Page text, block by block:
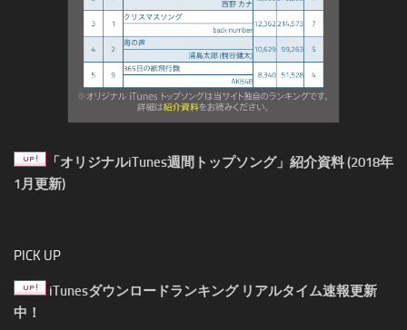
「オリジナルiTunes週間トップソング」紹介資料 (2018年
1月更新)
PICK UP
iTunesダウンロードランキング リアルタイム速報更新
中！